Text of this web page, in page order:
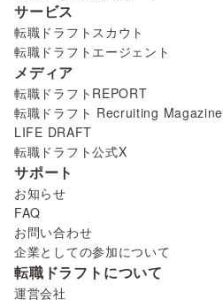
サービス
転職ドラフトスカウト
転職ドラフトエージェント
メディア
転職ドラフトREPORT
転職ドラフト Recruiting Magazine
LIFE DRAFT
転職ドラフト公式X
サポート
お知らせ
FAQ
お問い合わせ
企業としての参加について
転職ドラフトについて
運営会社